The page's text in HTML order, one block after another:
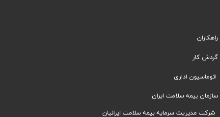
راهکاران
​​گردش کار
اتوماسیون اداری
سازمان بیمه سلامت ایران
شرکت مدیریت سرمایه بیمه سلامت ایرانیان